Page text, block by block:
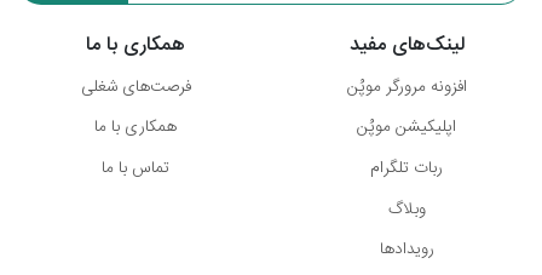
لینک‌های مفید
افزونه مرورگر موپُن
اپلیکیشن موپُن
ربات تلگرام
وبلاگ
رویدادها
همکاری با ما
فرصت‌های شغلی
همکاری با ما
تماس با ما